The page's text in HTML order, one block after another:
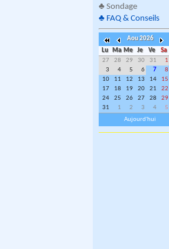
♣ Sondage
♣ FAQ & Conseils
Aou 2026
Lu
Ma Me Je Ve Sa
27
28 29 30 31 1
3
4 5 6 7 8
10
11 12 13 14 15
17
18 19 20 21 22
24
25 26 27 28 29
31
1 2 3 4 5
Aujourd'hui